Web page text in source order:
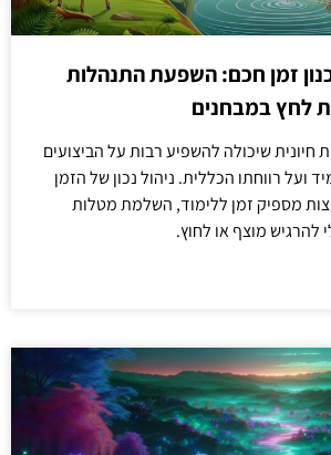
זמן חכם: השפעת התנהלות
לחץ במבחנים
חיונית שיכולה להשפיע רבות על הביצועים
ועל רווחתו הכללית. ניהול נכון של הזמן
מספיק זמן ללימוד, השלמת מטלות
להרגיש מוצף או לחוץ.